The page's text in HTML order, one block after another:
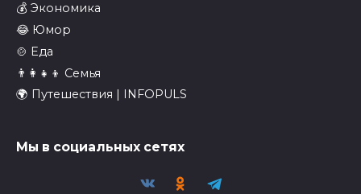
💰 Экономика
😂 Юмор
🍲 Еда
👨‍👩‍👧‍👦 Семья
🌍 Путешествия | INFOPULS
Мы в социальных сетях